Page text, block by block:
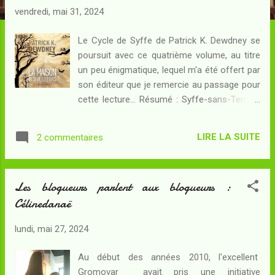
vendredi, mai 31, 2024
Le Cycle de Syffe de Patrick K. Dewdney se
poursuit avec ce quatrième volume, au titre
un peu énigmatique, lequel m'a été offert par
son éditeur que je remercie au passage pour
cette lecture... Résumé : Syffe-sans-Terre a
Aidan Corjoug. La victoire a néanmoins un
goût amer : deux des membres originels de
était porteur d'instructions spécifiques dont
Bourre, va tout faire pour reconquérir la
ami - et lorsque la coterie enrichie de
2 commentaires LIRE LA SUITE
Les blogueurs parlent aux blogueurs :
Célinedanaë
lundi, mai 27, 2024
Au début des années 2010, l'excellent
Gromovar avait pris une initiative